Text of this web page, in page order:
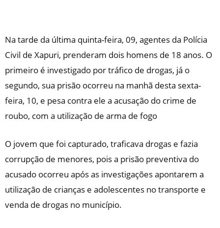
Na tarde da última quinta-feira, 09, agentes da Polícia
Civil de Xapuri, prenderam dois homens de 18 anos. O
primeiro é investigado por tráfico de drogas, já o
segundo, sua prisão ocorreu na manhã desta sexta-
feira, 10, e pesa contra ele a acusação do crime de
roubo, com a utilização de arma de fogo
O jovem que foi capturado, traficava drogas e fazia
corrupção de menores, pois a prisão preventiva do
acusado ocorreu após as investigações apontarem a
utilização de crianças e adolescentes no transporte e
venda de drogas no município.